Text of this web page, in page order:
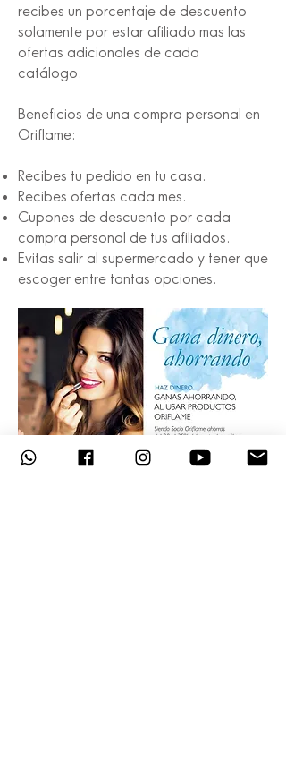
recibes un porcentaje de descuento
solamente por estar afiliado mas las
ofertas adicionales de cada
catálogo.
Beneficios de una compra personal en
Oriflame:
Recibes tu pedido en tu casa.
Recibes ofertas cada mes.
Cupones de descuento por cada
compra personal de tus afiliados.
Evitas salir al supermercado y tener que
escoger entre tantas opciones.